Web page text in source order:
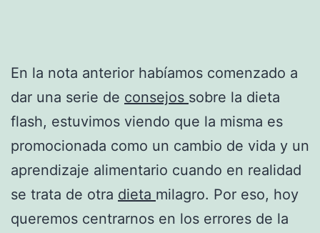
En la nota anterior habíamos comenzado a
dar una serie de consejos sobre la dieta
flash, estuvimos viendo que la misma es
promocionada como un cambio de vida y un
aprendizaje alimentario cuando en realidad
se trata de otra dieta milagro. Por eso, hoy
queremos centrarnos en los errores de la